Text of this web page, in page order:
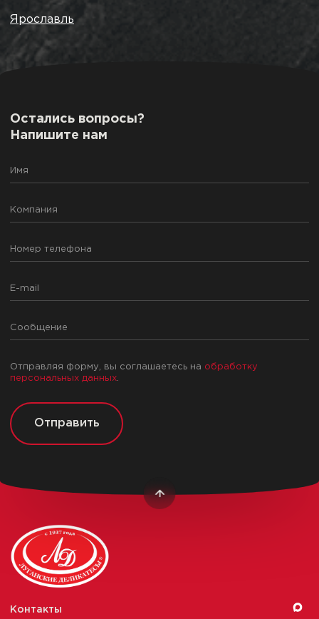
Ярославль
Остались вопросы?
Напишите нам
Отправляя форму, вы соглашаетесь на обработку
персональных данных
Отправить
Контакты